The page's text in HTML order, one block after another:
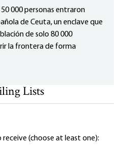
000 personas entraron
de Ceuta, un enclave que
de solo 80 000
la frontera de forma
Lists
(choose at least one):